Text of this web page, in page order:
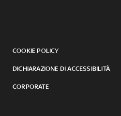
COOKIE POLICY
DICHIARAZIONE DI ACCESSIBILITÀ
CORPORATE